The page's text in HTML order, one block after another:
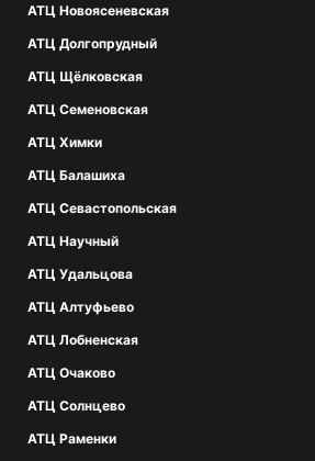
АТЦ Новоясеневская
АТЦ Долгопрудный
АТЦ Щёлковская
АТЦ Семеновская
АТЦ Химки
АТЦ Балашиха
АТЦ Севастопольская
АТЦ Научный
АТЦ Удальцова
АТЦ Алтуфьево
АТЦ Лобненская
АТЦ Очаково
АТЦ Солнцево
АТЦ Раменки